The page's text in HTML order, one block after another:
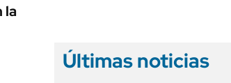
la
Últimas noticias